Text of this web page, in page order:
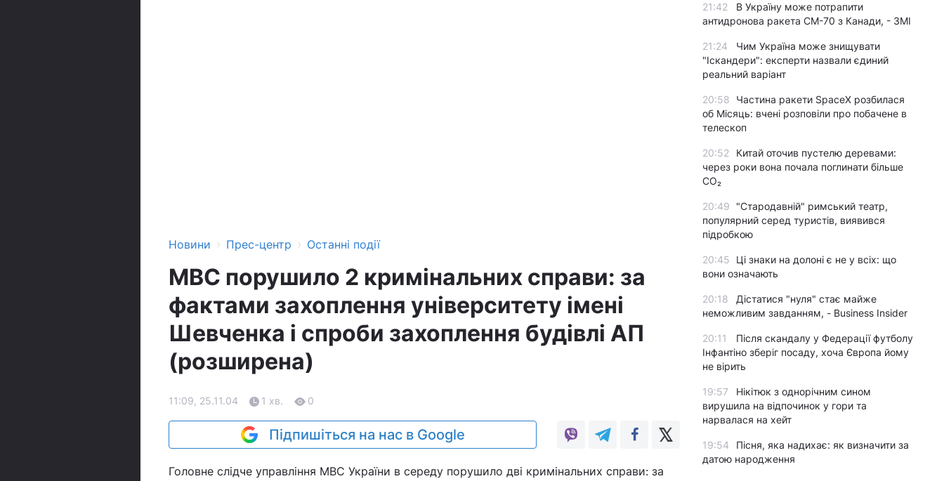
Новини › Прес-центр › Останні події
МВС порушило 2 кримінальних справи: за
фактами захоплення університету імені
Шевченка і спроби захоплення будівлі АП
(розширена)
11:09, 25.11.04 1 хв. 0
Підпишіться на нас в Google
Головне слідче управління МВС України в середу порушило дві кримінальних справи: за
21:42
В Україну може потрапити
антидронова ракета CM-70 з Канади, - ЗМІ
21:24
Чим Україна може знищувати
"Іскандери": експерти назвали єдиний
реальний варіант
20:58
Частина ракети SpaceX розбилася
об Місяць: вчені розповіли про побачене в
телескоп
20:52
Китай оточив пустелю деревами:
через роки вона почала поглинати більше
CO₂
20:49
"Стародавній" римський театр,
популярний серед туристів, виявився
підробкою
20:45
Ці знаки на долоні є не у всіх: що
вони означають
20:18
Дістатися "нуля" стає майже
неможливим завданням, - Business Insider
20:11
Після скандалу у Федерації футболу
Інфантіно зберіг посаду, хоча Європа йому
не вірить
19:57
Нікітюк з однорічним сином
вирушила на відпочинок у гори та
нарвалася на хейт
19:54
Пісня, яка надихає: як визначити за
датою народження